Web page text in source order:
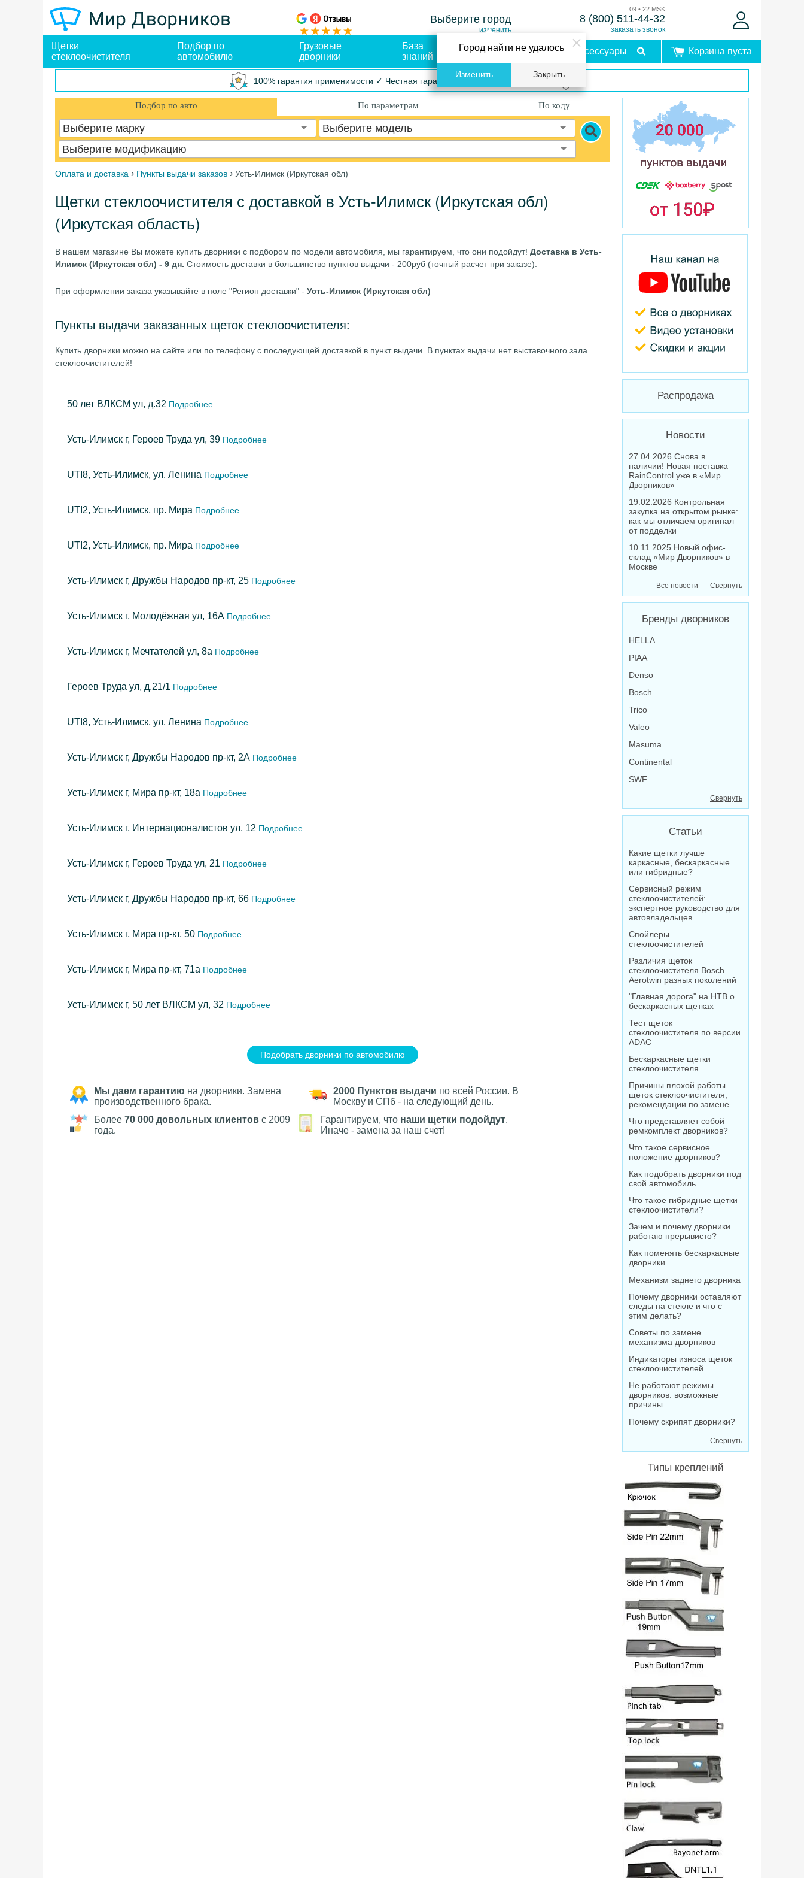
Выберите город
изменить
09 • 22 MSK
8 (800) 511-44-32
заказать звонок
Щетки
стеклоочистителя
Подбор по
автомобилю
Грузовые
дворники
База
знаний
Оплата и
Аксессуары Корзина пуста
100% гарантия применимости ✓ Честная гарантия ✓ Упрощенный возврат
Подбор по авто По параметрам По коду
Выберите марку
Выберите модель
Выберите модификацию
Оплата и доставка › Пункты выдачи заказов › Усть-Илимск (Иркутская обл)
Щетки стеклоочистителя с доставкой в Усть-Илимск (Иркутская обл)
(Иркутская область)
В нашем магазине Вы можете купить дворники с подбором по модели автомобиля, мы гарантируем, что они подойдут! Доставка в Усть-
Илимск (Иркутская обл) - 9 дн. Стоимость доставки в большинство пунктов выдачи - 200руб (точный расчет при заказе).
При оформлении заказа указывайте в поле "Регион доставки" - Усть-Илимск (Иркутская обл)
Пункты выдачи заказанных щеток стеклоочистителя:
Купить дворники можно на сайте или по телефону с последующей доставкой в пункт выдачи. В пунктах выдачи нет выставочного зала
стеклоочистителей!
50 лет ВЛКСМ ул, д.32 Подробнее
Усть-Илимск г, Героев Труда ул, 39 Подробнее
UTI8, Усть-Илимск, ул. Ленина Подробнее
UTI2, Усть-Илимск, пр. Мира Подробнее
UTI2, Усть-Илимск, пр. Мира Подробнее
Усть-Илимск г, Дружбы Народов пр-кт, 25 Подробнее
Усть-Илимск г, Молодёжная ул, 16А Подробнее
Усть-Илимск г, Мечтателей ул, 8а Подробнее
Героев Труда ул, д.21/1 Подробнее
UTI8, Усть-Илимск, ул. Ленина Подробнее
Усть-Илимск г, Дружбы Народов пр-кт, 2А Подробнее
Усть-Илимск г, Мира пр-кт, 18а Подробнее
Усть-Илимск г, Интернационалистов ул, 12 Подробнее
Усть-Илимск г, Героев Труда ул, 21 Подробнее
Усть-Илимск г, Дружбы Народов пр-кт, 66 Подробнее
Усть-Илимск г, Мира пр-кт, 50 Подробнее
Усть-Илимск г, Мира пр-кт, 71а Подробнее
Усть-Илимск г, 50 лет ВЛКСМ ул, 32 Подробнее
Подобрать дворники по автомобилю
Мы даем гарантию на дворники. Замена
производственного брака.
2000 Пунктов выдачи по всей России. В
Москву и СПб - на следующий день.
Более 70 000 довольных клиентов с 2009
года.
Гарантируем, что наши щетки подойдут.
Иначе - замена за наш счет!
Распродажа
Новости
27.04.2026 Снова в
наличии! Новая поставка
RainControl уже в «Мир
Дворников»
19.02.2026 Контрольная
закупка на открытом рынке:
как мы отличаем оригинал
от подделки
10.11.2025 Новый офис-
склад «Мир Дворников» в
Москве
Свернуть
Все новости
Бренды дворников
HELLA
PIAA
Denso
Bosch
Trico
Valeo
Masuma
Continental
SWF
Свернуть
Статьи
Какие щетки лучше
каркасные, бескаркасные
или гибридные?
Сервисный режим
стеклоочистителей:
экспертное руководство для
автовладельцев
Спойлеры
стеклоочистителей
Различия щеток
стеклоочистителя Bosch
Aerotwin разных поколений
"Главная дорога" на НТВ о
бескаркасных щетках
Тест щеток
стеклоочистителя по версии
ADAC
Бескаркасные щетки
стеклоочистителя
Причины плохой работы
щеток стеклоочистителя,
рекомендации по замене
Что представляет собой
ремкомплект дворников?
Что такое сервисное
положение дворников?
Как подобрать дворники под
свой автомобиль
Что такое гибридные щетки
стеклоочистители?
Зачем и почему дворники
работаю прерывисто?
Как поменять бескаркасные
дворники
Механизм заднего дворника
Почему дворники оставляют
следы на стекле и что с
этим делать?
Советы по замене
механизма дворников
Индикаторы износа щеток
стеклоочистителей
Не работают режимы
дворников: возможные
причины
Почему скрипят дворники?
Свернуть
Типы креплений
Город найти не удалось
Изменить Закрыть